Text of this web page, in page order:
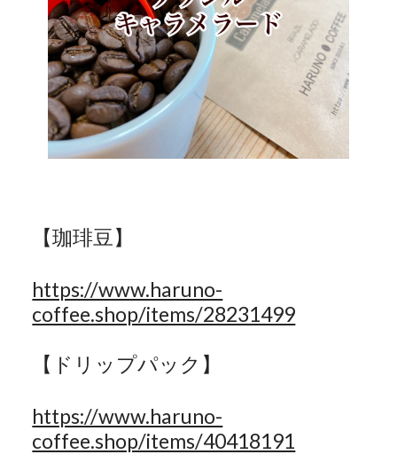
【珈琲豆】
https://www.haruno-
coffee.shop/items/28231499
【ドリップパック】
https://www.haruno-
coffee.shop/items/40418191